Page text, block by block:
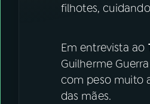
filhotes,
Em entrevista ao
Guilherme
com peso muito
das mães.